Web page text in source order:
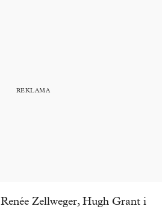
Renée Zellweger, Hugh Grant i